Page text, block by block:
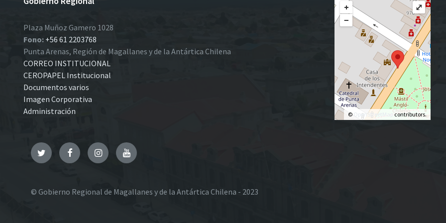
Plaza Muñoz Gamero 1028
Fono: +56 61 2203768
Punta Arenas, Región de Magallanes y de la Antártica Chilena
CORREO INSTITUCIONAL
CEROPAPEL Institucional
Documentos varios
Imagen Corporativa
Administración
+
−
© OpenStreetMapcontributors.
⤢
TwitterFacebookInstagramYouTube
© Gobierno Regional de Magallanes y de la Antártica Chilena - 2023